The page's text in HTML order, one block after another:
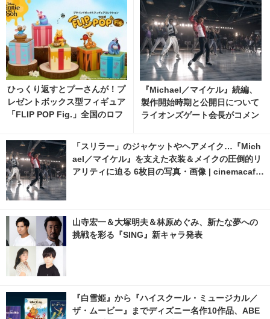
ひっくり返すとプーさんが！プ
レゼントボックス型フィギュア
「FLIP POP Fig.」全国のロフ
『Michael／マイケル』続編、
製作開始時期と公開日について
ライオンズゲート会長がコメン
「スリラー」のジャケットやヘアメイク…『Mich
ael／マイケル』を支えた衣装＆メイクの圧倒的リ
アリティに迫る 6枚目の写真・画像 | cinemacafe.
山寺宏一＆大塚明夫＆林原めぐみ、新たな夢への
挑戦を彩る『SING』新キャラ発表
『白雪姫』から『ハイスクール・ミュージカル／
ザ・ムービー』までディズニー名作10作品、ABE